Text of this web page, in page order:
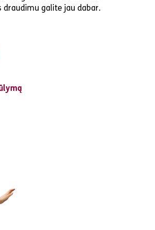
galite jau dabar.